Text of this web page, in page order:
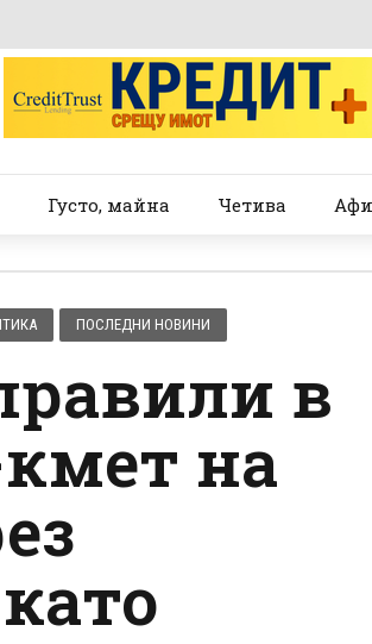
Густо, майна Четива
ПОСЛЕДНИ НОВИНИ
в
на